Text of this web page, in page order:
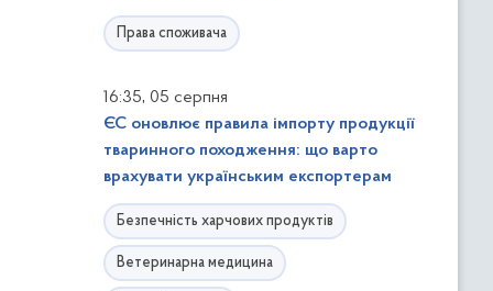
Права споживача
16:35, 05 серпня
ЄС оновлює правила імпорту продукції
тваринного походження: що варто
врахувати українським експортерам
Безпечність харчових продуктів
Ветеринарна медицина